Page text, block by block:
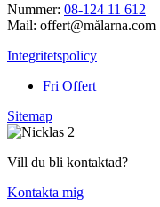
Nummer: 08-124 11 612
Mail: offert@målarna.com
Integritetspolicy
Fri Offert
Sitemap
Vill du bli kontaktad?
Kontakta mig